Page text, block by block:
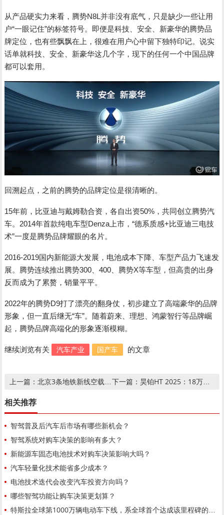
从产品硬实力来看，腾势N8L并非没有底气，只是缺少一些让用
户“一眼记住”的标签符号。即便是科技、安全、新豪华的腾势品
牌定位，也有些飘飘在上，很难在用户心中留下独特印记。说实
话单就科技、安全、新豪华这几个字，现下的任何一个中国品牌
都可以套用。
回溯起点，之前的腾势的品牌定位是很清晰的。
15年前，比亚迪与戴姆勒合资，各自出资50%，共同创立腾势汽
车。2014年首款纯电车型Denza上市，“德系质感+比亚迪三电技
术”一度是腾势品牌耀眼的名片。
2016-2019国内新能源大发展，电池成本下降、车型产品力飞速发
展。腾势连续推出腾势300、400、腾势X等车型，但高贵的出身
反而成为了累赘，销量平平。
2022年的腾势D9打了漂亮的翻身仗，初步建立了高端豪华的品牌
形象，但一直后继无“车”。随着蔚来、理想、鸿蒙智行等品牌崛
起，腾势品牌高端化的形象逐渐模糊。
继续浏览有关 汽车产业 国产车 的文章
上一篇：北京3条地铁新线空载试运行 4大基建项目加速推进 下一篇： 昊铂HT 2025：18万级纯电难题轻松搞定
相关推荐
智驾普及后汽车后市场有哪些新机会？
智驾系统对购车决策的影响有多大？
新能源车固态电池技术对购车决策影响大吗？
汽车轻量化技术能省多少成本？
电池技术迭代会改变汽车投资方向吗？
哪些智驾功能让购车决策更划算？
特斯拉全球第1000万辆电动车下线，系全球首个达成该里程碑的纯电动车企